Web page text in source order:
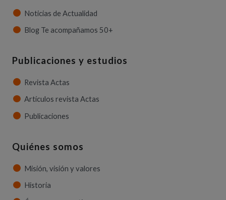
Noticias de Actualidad
Blog Te acompañamos 50+
Publicaciones y estudios
Revista Actas
Artículos revista Actas
Publicaciones
Quiénes somos
Misión, visión y valores
Historia